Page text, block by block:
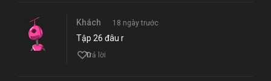
Khách 18 ngày trước
Tập 26 đâu r
0
Trả lời